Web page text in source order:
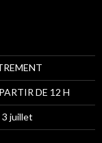
DE 12 H
juillet